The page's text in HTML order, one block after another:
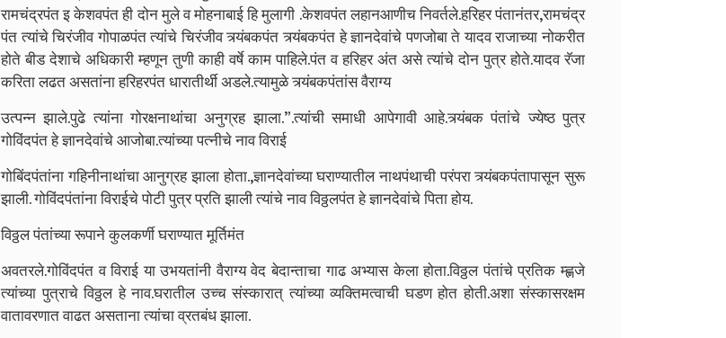
रामचंद्रपंत इ केशवपंत ही दोन मुले व मोहनाबाई हि मुलागी .केशवपंत लहानआणीच निवर्तले.हरिहर पंतानंतर,रामचंद्र
पंत त्यांचे चिरंजीव गोपाळपंत त्यांचे चिरंजीव त्र्यंबकपंत त्र्यंबकपंत हे ज्ञानदेवांचे पणजोबा ते यादव राजाच्या नोकरीत
होते बीड देशाचे अधिकारी म्हणून तुणी काही वर्षे काम पाहिले.पंत व हरिहर अंत असे त्यांचे दोन पुत्र होते.यादव रॅजा
करिता लढत असतांना हरिहरपंत धारातीर्थी अडले.त्यामुळे त्र्यंबकपंतांस वैराग्य
उत्पन्न झाले.पुढे त्यांना गोरक्षनाथांचा अनुग्रह झाला.”.त्यांची समाधी आपेगावी आहे.त्र्यंबक पंतांचे ज्येष्ठ पुत्र
गोविंदपंत हे ज्ञानदेवांचे आजोबा.त्यांच्या पत्नीचे नाव विराई
गोबिंदपंतांना गहिनीनाथांचा आनुग्रह झाला होता.,ज्ञानदेवांच्या घराण्यातील नाथपंथाची परंपरा त्र्यंबकपंतापासून सुरू
झाली. गोविंदपंतांना विराईचे पोटी पुत्र प्रति झाली त्यांचे नाव विठ्ठलपंत हे ज्ञानदेवांचे पिता होय.
विठ्ठल पंतांच्या रूपाने कुलकर्णी घराण्यात मूर्तिमंत
अवतरले.गोविंदपंत व विराई या उभयतांनी वैराग्य वेद बेदान्ताचा गाढ अभ्यास केला होता.विठ्ठल पंतांचे प्रतिक म्ह्णजे
त्यांच्या पुत्राचे विठ्ठल हे नाव.घरातील उच्च संस्कारात् त्यांच्या व्यक्तिमत्वाची घडण होत होती.अशा संस्कासरक्षम
वातावरणात वाढत असताना त्यांचा व्रतबंध झाला.